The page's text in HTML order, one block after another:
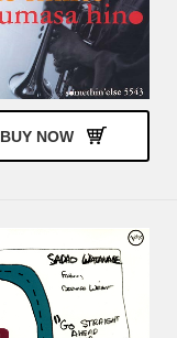
BUY NOW